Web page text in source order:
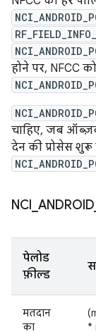
होने पर, NFCC को
चाहिए, जब
देन की प्रोसेस
NCI ANDROID
पेलोड
फ़ील्ड
मतदान
का
*